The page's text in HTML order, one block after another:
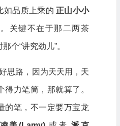
如品质上乘的 正山小小
。关键不在于那二两茶
个“讲究劲儿”。
思路，因为天天用，天
得力笔筒，那就算了。
的笔，不一定要万宝龙